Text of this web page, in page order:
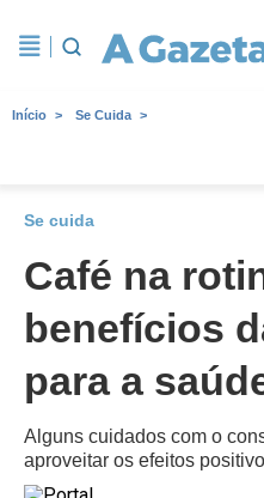
Início Se Cuida
Se cuida
Café na
benefícios
para a
Alguns cuidados com o
aproveitar os efeitos